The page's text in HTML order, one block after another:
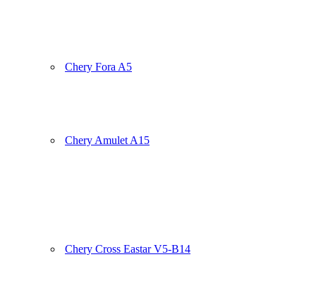
Chery Fora A5
Chery Amulet A15
Chery Cross Eastar V5-B14